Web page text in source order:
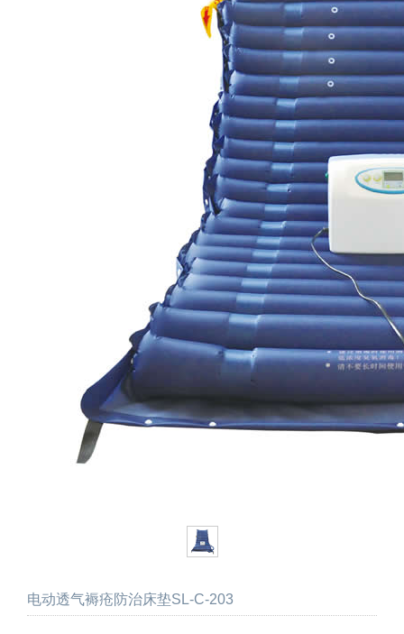
电动透气褥疮防治床垫SL-C-203